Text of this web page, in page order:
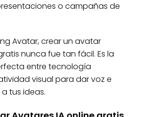
o campañas de
Avatar, crear un avatar
nunca fue tan fácil. Es la
entre tecnología
visual para dar voz e
tus ideas.